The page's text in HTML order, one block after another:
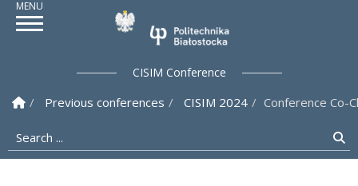
Politechnika
CISIM Conference
Homepage
Previous conferences CISIM 2024 Conference Co-
Search ...